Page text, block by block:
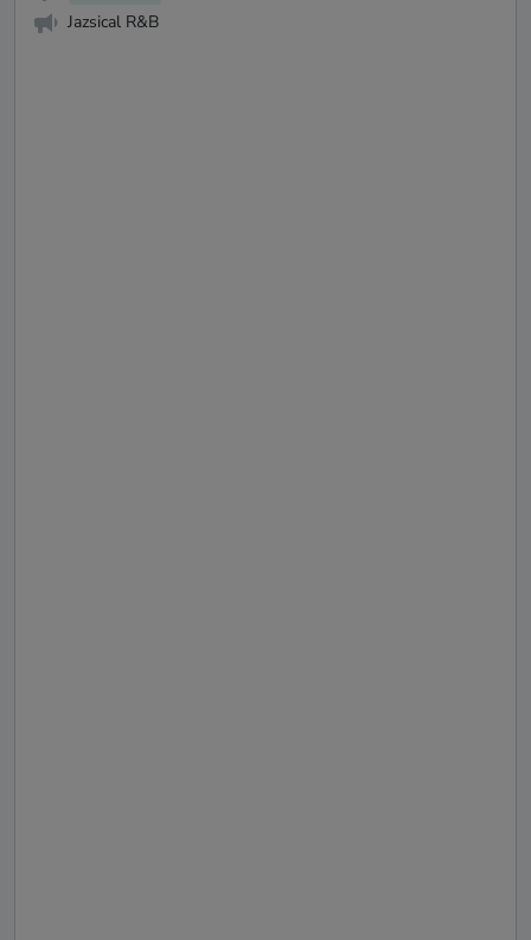
Jazsical R&B